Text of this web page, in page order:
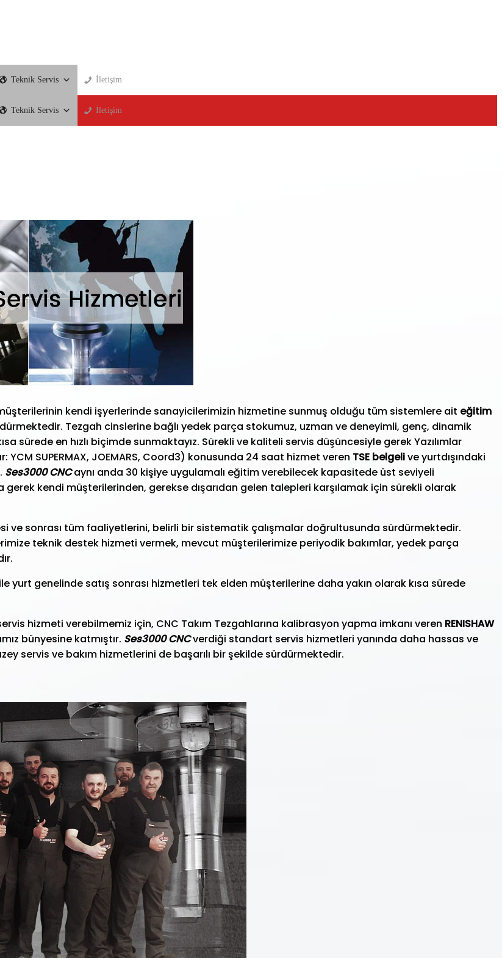
Teknik Servis İletişim
Teknik Servis İletişim
kendi işyerlerinde sanayicilerimizin hizmetine sunmuş olduğu tüm sistemlere ait eğitim
Tezgah cinslerine bağlı yedek parça stokumuz, uzman ve deneyimli, genç, dinamik
sürede en hızlı biçimde sunmaktayız. Sürekli ve kaliteli servis düşüncesiyle gerek Yazılımlar
SUPERMAX, JOEMARS, Coord3) konusunda 24 saat hizmet veren TSE belgelive yurtdışındaki
Ses3000 CNCaynı anda 30 kişiye uygulamalı eğitim verebilecek kapasitede üst seviyeli
kendi müşterilerinden, gerekse dışarıdan gelen talepleri karşılamak için sürekli olarak
ve sonrası tüm faaliyetlerini, belirli bir sistematik çalışmalar doğrultusunda sürdürmektedir.
teknik destek hizmeti vermek, mevcut müşterilerimize periyodik bakımlar, yedek parça
yurt genelinde satış sonrası hizmetleri tek elden müşterilerine daha yakın olarak kısa sürede
hizmeti verebilmemiz için, CNC Takım Tezgahlarına kalibrasyon yapma imkanı veren RENISHAW
bünyesine katmıştır. Ses3000 CNCverdiği standart servis hizmetleri yanında daha hassas ve
servis ve bakım hizmetlerini de başarılı bir şekilde sürdürmektedir.